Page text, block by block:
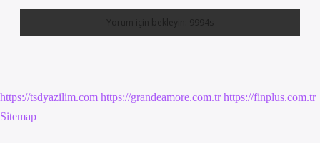
https://tsdyazilim.com https://grandeamore.com.tr https://finplus.com.tr
Sitemap